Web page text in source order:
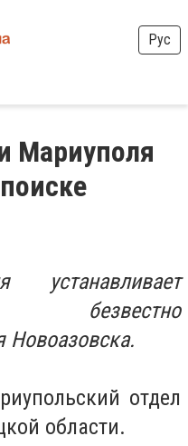
Рус
Мариуполя
устанавливает
безвестно
Новоазовска.
отдел
области.